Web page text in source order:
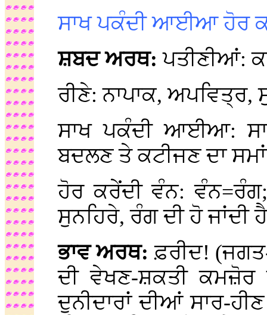
ਸਾਖ ਪਕੰਦੀ ਆਈਆ ਹੋਰ
ਸ਼ਬਦ ਅਰਥ:ਪਤੀਣੀਆਂ:
ਰੀਣੇ: ਨਾਪਾਕ,
ਸਾਖ ਪਕੰਦੀ ਆਈਆ:
ਬਦਲਣ ਤੇ ਕਟੀਜਣ ਦਾ
ਹੋਰ ਕਰੇਂਦੀ ਵੰਨ:
ਸੁਨਹਿਰੇ, ਰੰਗ ਦੀ ਹੋ ਜਾਂਦੀ
ਭਾਵ ਅਰਥ:ਫ਼ਰੀਦ!
ਦੀ ਵੇਖਣ-ਸ਼ਕਤੀ
ਦੁਨੀਦਾਰਾਂ ਦੀਆਂ ਸਾਰ-